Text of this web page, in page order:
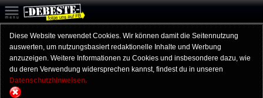
Diese Website verwendet Cookies. Wir können damit die Seitennutzung
auswerten, um nutzungsbasiert redaktionelle Inhalte und Werbung
anzuzeigen. Weitere Informationen zu Cookies und insbesondere dazu, wie
du deren Verwendung widersprechen kannst, findest du in unseren
Datenschutzhinweisen.